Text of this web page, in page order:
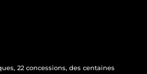
22 concessions, des centaines